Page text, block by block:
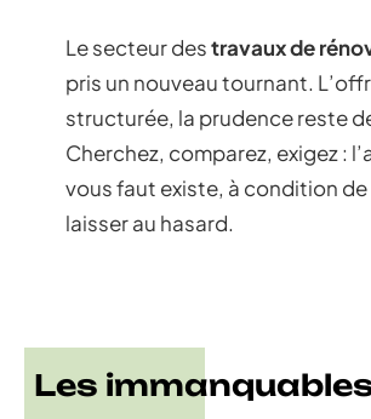
Le secteur destravaux de
pris un nouveau tournant.
structurée, la prudence reste
Cherchez, comparez, exigez :
vous faut existe, à condition de
laisser au hasard.
Les